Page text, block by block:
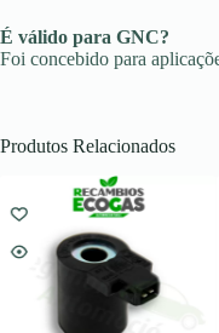
É válido para GNC?
Foi concebido para
Produtos Relacionados